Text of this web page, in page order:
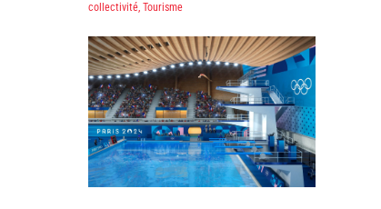
collectivité, Tourisme